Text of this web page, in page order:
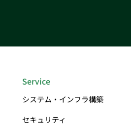
Service
システム・インフラ構築
セキュリティ